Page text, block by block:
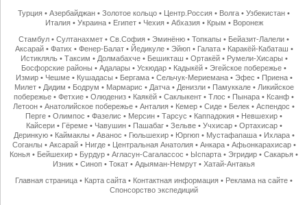
Турция •Азербайджан •Золотое кольцо • Центр.Россия • Волга •Узбекистан •
Италия• Украина• Египет• Чехия• Абхазия• Крым • Воронеж
Стамбул •Султанахмет •Св.София •Эминёню •Топкапы • Бейазит-Лалели •
Аксарай• Фатих • Фенер-Балат• Йедикуле• Эйюп• Галата• Каракёй-Кабаташ •
Истикляль• Таксим • Долмабахче• Бешикташ • Ортакёй• Румели-Хисары •
Босфорские районы •Адалары •Ускюдар • Кадыкёй •Эгейское побережье •
Измир• Чешме• Кушадасы • Бергама• Сельчук-Мериемана• Эфес • Приена•
Милет• Дидим • Бодрум • Мармарис • Датча• Денизли• Памуккале• Ликийское
побережье •Фетхие •Олюдениз • Каякёй •Саклыкент •Тлос • Пынара • Ксанф •
Летоон •Анатолийское побережье •Анталия • Кемер •Сиде • Белек •Аспендос •
Перге •Олимпос •Фазелис • Мерсин •Тарсус • Каппадокия • Невшехир •
Кайсери• Гёреме• Чавушин• Пашабаг• Зельве• Учхисар• Ортахисар•
Деринкую• Каймаклы • Аванос • Гюльшехир• Юргюп• Мустафапаша• Ихлара•
Соганлы • Аксарай• Нигде• Центральная Анатолия• Анкара• Афьонкарахисар•
Конья • Бейшехир • Бурдур •Агласун-Сагалассос • Ыспарта •Эгридир •Сакарья •
Изник •Синоп •Токат •Адыяман-Немрут •Хатай-Антакья
Главная страница • Карта сайта • Контактная информация • Реклама на сайте •
Спонсорство экспедиций